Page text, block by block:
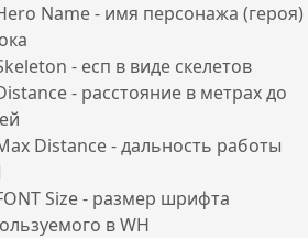
Name - имя персонажа (героя)
- есп в виде скелетов
- расстояние в метрах до
Distance - дальность работы
Size - размер шрифта
в WH